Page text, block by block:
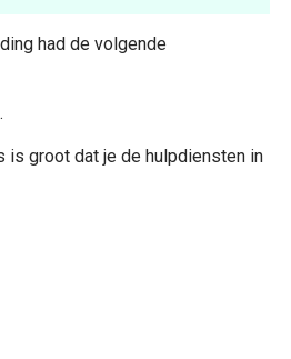
had de volgende
is groot dat je de hulpdiensten in